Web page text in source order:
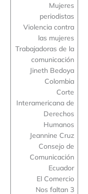
Mujeres
periodistas
Violencia contra
las mujeres
Trabajadoras de la
comunicación
Jineth Bedoya
Colombia
Corte
Interamericana de
Derechos
Humanos
Jeannine Cruz
Consejo de
Comunicación
Ecuador
El Comercio
Nos faltan 3